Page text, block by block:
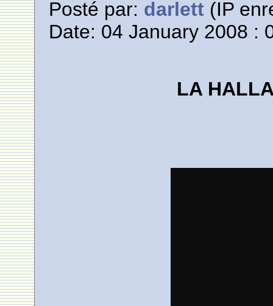
Posté par: darlett (IP
Date: 04 January 2008 :
LA